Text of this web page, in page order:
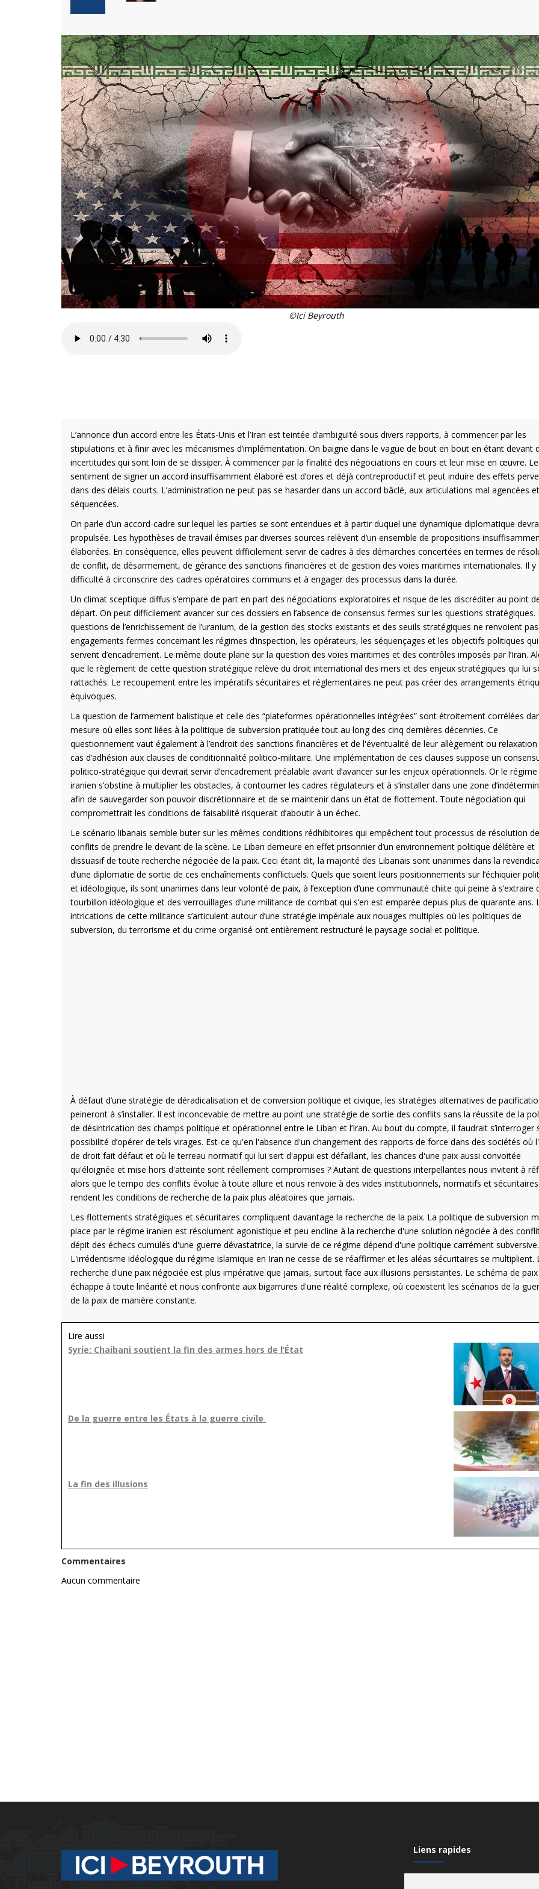
©Ici Beyrouth
L’annonce d’un accord entre les États-Unis et l’Iran est teintée d’ambiguïté sous divers rapports, à commencer par les
stipulations et à finir avec les mécanismes d’implémentation. On baigne dans le vague de bout en bout en étant devant
incertitudes qui sont loin de se dissiper. À commencer par la finalité des négociations en cours et leur mise en œuvre. Le
sentiment de signer un accord insuffisamment élaboré est d’ores et déjà contreproductif et peut induire des effets
dans des délais courts. L’administration ne peut pas se hasarder dans un accord bâclé, aux articulations mal agencées
séquencées.
On parle d’un accord-cadre sur lequel les parties se sont entendues et à partir duquel une dynamique diplomatique
propulsée. Les hypothèses de travail émises par diverses sources relèvent d’un ensemble de propositions
élaborées. En conséquence, elles peuvent difficilement servir de cadres à des démarches concertées en termes de
de conflit, de désarmement, de gérance des sanctions financières et de gestion des voies maritimes internationales. Il y
difficulté à circonscrire des cadres opératoires communs et à engager des processus dans la durée.
Un climat sceptique diffus s’empare de part en part des négociations exploratoires et risque de les discréditer au point
départ. On peut difficilement avancer sur ces dossiers en l’absence de consensus fermes sur les questions stratégiques.
questions de l’enrichissement de l’uranium, de la gestion des stocks existants et des seuils stratégiques ne renvoient
engagements fermes concernant les régimes d’inspection, les opérateurs, les séquençages et les objectifs politiques qui
servent d’encadrement. Le même doute plane sur la question des voies maritimes et des contrôles imposés par l’Iran.
que le règlement de cette question stratégique relève du droit international des mers et des enjeux stratégiques qui lui
rattachés. Le recoupement entre les impératifs sécuritaires et réglementaires ne peut pas créer des arrangements
équivoques.
La question de l’armement balistique et celle des “plateformes opérationnelles intégrées” sont étroitement corrélées
mesure où elles sont liées à la politique de subversion pratiquée tout au long des cinq dernières décennies. Ce
questionnement vaut également à l’endroit des sanctions financières et de l'éventualité de leur allègement ou relaxation
cas d’adhésion aux clauses de conditionnalité politico-militaire. Une implémentation de ces clauses suppose un
politico-stratégique qui devrait servir d’encadrement préalable avant d’avancer sur les enjeux opérationnels. Or le régime
iranien s’obstine à multiplier les obstacles, à contourner les cadres régulateurs et à s’installer dans une zone
afin de sauvegarder son pouvoir discrétionnaire et de se maintenir dans un état de flottement. Toute négociation qui
compromettrait les conditions de faisabilité risquerait d’aboutir à un échec.
Le scénario libanais semble buter sur les mêmes conditions rédhibitoires qui empêchent tout processus de résolution
conflits de prendre le devant de la scène. Le Liban demeure en effet prisonnier d’un environnement politique délétère et
dissuasif de toute recherche négociée de la paix. Ceci étant dit, la majorité des Libanais sont unanimes dans la
d’une diplomatie de sortie de ces enchaînements conflictuels. Quels que soient leurs positionnements sur l’échiquier
et idéologique, ils sont unanimes dans leur volonté de paix, à l’exception d’une communauté chiite qui peine à s’extraire
tourbillon idéologique et des verrouillages d’une militance de combat qui s’en est emparée depuis plus de quarante ans.
intrications de cette militance s’articulent autour d’une stratégie impériale aux nouages multiples où les politiques de
subversion, du terrorisme et du crime organisé ont entièrement restructuré le paysage social et politique.
À défaut d’une stratégie de déradicalisation et de conversion politique et civique, les stratégies alternatives de
peineront à s’installer. Il est inconcevable de mettre au point une stratégie de sortie des conflits sans la réussite de la
de désintrication des champs politique et opérationnel entre le Liban et l’Iran. Au bout du compte, il faudrait s’interroger
possibilité d’opérer de tels virages. Est-ce qu'en l'absence d'un changement des rapports de force dans des sociétés où
de droit fait défaut et où le terreau normatif qui lui sert d'appui est défaillant, les chances d'une paix aussi convoitée
qu'éloignée et mise hors d'atteinte sont réellement compromises ? Autant de questions interpellantes nous invitent à
alors que le tempo des conflits évolue à toute allure et nous renvoie à des vides institutionnels, normatifs et
rendent les conditions de recherche de la paix plus aléatoires que jamais.
Les flottements stratégiques et sécuritaires compliquent davantage la recherche de la paix. La politique de subversion
place par le régime iranien est résolument agonistique et peu encline à la recherche d'une solution négociée à des
dépit des échecs cumulés d'une guerre dévastatrice, la survie de ce régime dépend d'une politique carrément subversive.
L'irrédentisme idéologique du régime islamique en Iran ne cesse de se réaffirmer et les aléas sécuritaires se multiplient.
recherche d'une paix négociée est plus impérative que jamais, surtout face aux illusions persistantes. Le schéma de paix
échappe à toute linéarité et nous confronte aux bigarrures d'une réalité complexe, où coexistent les scénarios de la
de la paix de manière constante.
Lire aussi
Syrie: Chaibani soutient la fin des armes hors de l’État
De la guerre entre les États à la guerre civile
La fin des illusions
Commentaires
Aucun commentaire
Liens rapides